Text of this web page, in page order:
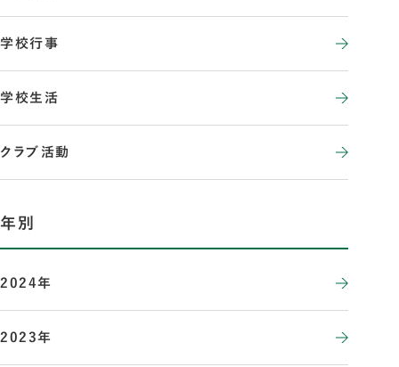
学校行事
学校生活
クラブ活動
年別
2024年
2023年